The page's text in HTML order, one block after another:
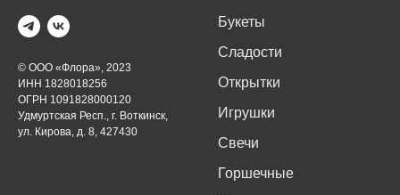
© ООО «Флора», 2023
ИНН 1828018256
ОГРН 1091828000120
Удмуртская Респ., г. Воткинск,
ул. Кирова, д. 8, 427430
Букеты
Сладости
Открытки
Игрушки
Свечи
Горшечные